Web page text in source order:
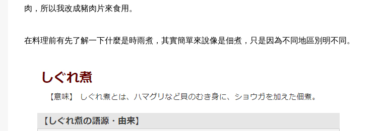
肉，所以我改成豬肉片來食用。
在料理前有先了解一下什麼是時雨煮，其實簡單來說像是佃煮，只是因為不同地區別明不同。